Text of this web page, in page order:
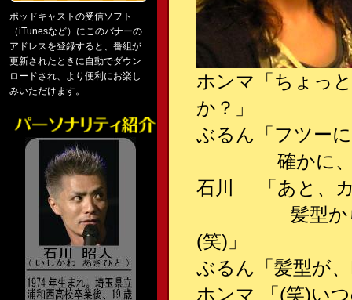
ポッドキャストの受信ソフト
（iTunesなど）にこのバナーの
アドレスを登録すると、番組が
更新されたときに自動でダウン
ロードされ、より便利にお楽し
みいただけます。
ホンマ「ちょっ
か？」
ぶるん「フツー
確かに、こ
石川 「あと、
髪型から、
(笑)」
ぶるん「髪型が
ホンマ 「(笑)い